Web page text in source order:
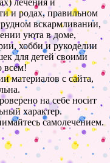
и родах, правильном
вскармливании,
уюта в доме,
хобби и рукоделии
для детей своими
всем!
материалов с сайта,
на себе носит
характер.
самолечением.